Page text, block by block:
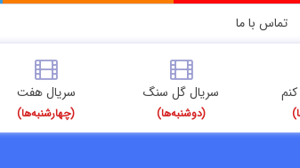
تماس با ما
سریال گل سنگ
(دوشنبه‌ها)
سریال هفت
(چهارشنبه‌ها)